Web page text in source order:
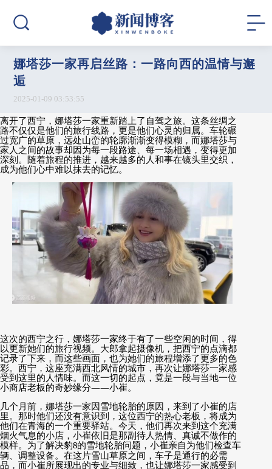
娜塔莎一家再启丝路：一路向西的温情与邂
逅
2025-01-09 03:53:55
离开了西宁，娜塔莎一家重新踏上了自驾之旅。这条丝绸之
路不仅仅是他们的旅行线路，更是他们心灵的归属。车轮碾
过宽广的草原，远处山峦的轮廓渐渐变得模糊，而娜塔莎与
家人之间的故事却因为每一段路途、每一场相遇，变得更加
深刻。随着旅程的推进，越来越多的人和事在镜头里交织，
成为他们心中难以抹去的记忆。
这次的西宁之行，娜塔莎一家终于有了一些空闲的时间，得
以更新她们的旅行视频。大郎拿起摄像机，把西宁的点滴都
记录了下来，而这些画面，也为她们的旅程增添了更多的色
彩。西宁，这座充满西北风情的城市，再次让娜塔莎一家感
受到这里的人情味。而这一切的起点，竟是一段与当地一位
小商店老板的奇妙缘分——小崔。
几个月前，娜塔莎一家因雪地轮胎的原因，来到了小崔的店
里。那时他们还没有意识到，这位西宁的热心老板，将成为
他们在青海的一个重要驿站。今天，他们再次来到这个充满
烟火气息的小店，小崔依旧是那副待人热情、真诚不做作的
模样。为了解决豹8的雪地轮胎问题，小崔亲自为他们检查车
辆、调整设备。在这片雪山草原之间，车子是通行的必需
品，而小崔所展现出的专业与细致，也让娜塔莎一家感受到